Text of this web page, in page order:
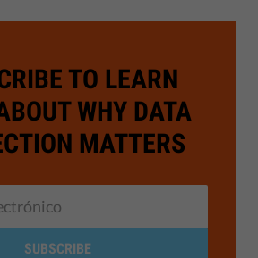
TO LEARN
WHY DATA
MATTERS
SUBSCRIBE